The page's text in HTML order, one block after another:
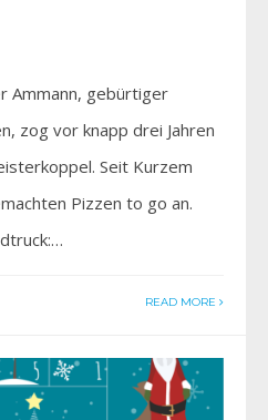
Ammann, gebürtiger
zog vor knapp drei Jahren
Seit Kurzem
Pizzen to go an.
READ MORE